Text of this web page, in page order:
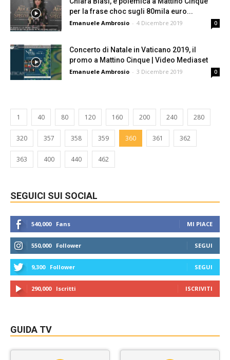
per la frase choc sugli 80mila euro...
Emanuele Ambrosio - 4 Dicembre 2019 0
Concerto di Natale in Vaticano 2019, il
promo a Mattino Cinque | Video Mediaset
Emanuele Ambrosio - 3 Dicembre 2019 0
1 40 80 120 160 200 240 280
320 357 358 359 360 361 362
363 400 440 462
SEGUICI SUI SOCIAL
540,000 Fans MI PIACE
550,000 Follower SEGUI
9,300 Follower SEGUI
290,000 Iscritti ISCRIVITI
GUIDA TV